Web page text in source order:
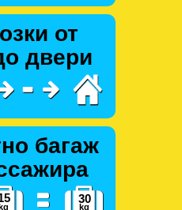
от
двери
багаж